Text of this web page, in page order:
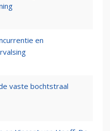
en
vaste bochtstraal